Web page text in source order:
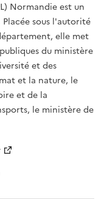
Normandie est un
sous l'autorité
elle met
du ministère
et des
et la nature, le
et de la
le ministère de